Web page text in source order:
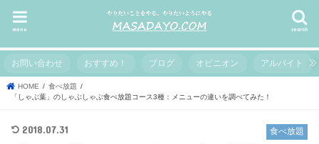
search
menu
お問い合わせ おすすめ！ ブログ オピニオン アルバイト
HOME
食べ放題
「しゃぶ葉」のしゃぶしゃぶ食べ放題コース3種：メニューの違いを調べてみた！
食べ放題
2018.07.31